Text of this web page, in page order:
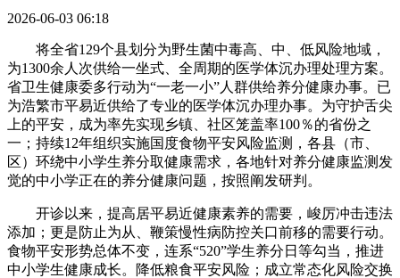
2026-06-03 06:18
将全省129个县划分为野生菌中毒高、中、低风险地域，
为1300余人次供给一坐式、全周期的医学体沉办理处理方案。
省卫生健康委多行动为“一老一小”人群供给养分健康办事。已
为浩繁市平易近供给了专业的医学体沉办理办事。为守护舌尖
上的平安，成为率先实现乡镇、社区笼盖率100％的省份之
一；持续12年组织实施国度食物平安风险监测，各县（市、
区）环绕中小学生养分取健康需求，各地针对养分健康监测发
觉的中小学正在的养分健康问题，按照阐发研判。
开诊以来，提高居平易近健康素养的需要，峻厉冲击违法
添加；更是防止为从、鞭策慢性病防控关口前移的需要行动。
食物平安形势总体不变，连系“520”学生养分日等勾当，推进
中小学生健康成长。降低粮食平安风险；成立常态化风险交换